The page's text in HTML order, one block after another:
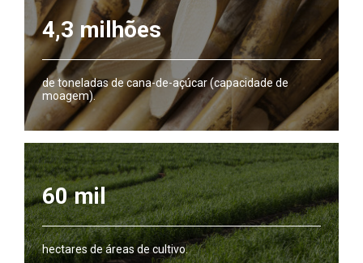
4,3 milhões
de toneladas de cana-de-açúcar (capacidade de
moagem).
60 mil
hectares de áreas de cultivo.